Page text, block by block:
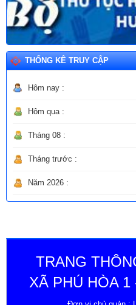
THỐNG KÊ TRUY CẬP
Hôm nay :
Hôm qua :
Tháng 08 :
Tháng trước :
Năm 2026 :
TRANG
XÃ PHÚ HÒA